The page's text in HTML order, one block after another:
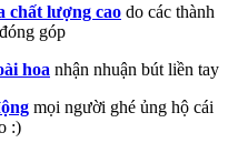
chất lượng cao do các thành
góp
hoa nhận nhuận bút liền tay
mọi người ghé ủng hộ cái
:)